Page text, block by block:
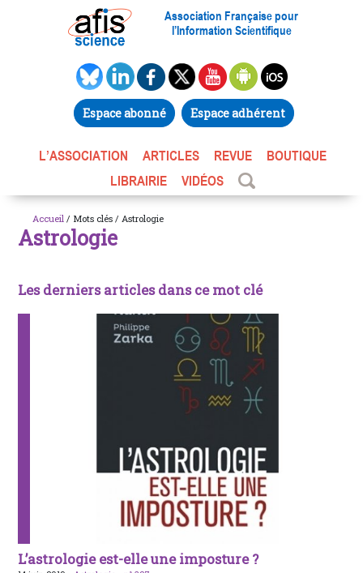
Association Française pour
l’Information Scientifique
Espace abonné Espace adhérent
L’ASSOCIATION ARTICLES REVUE
BOUTIQUE
LIBRAIRIE
VIDÉOS
Accueil / Mots clés / Astrologie
Astrologie
Les derniers articles dans ce mot clé
L’astrologie est-elle une imposture ?